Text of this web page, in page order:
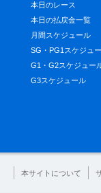
本日のレース
本日の払戻金一覧
月間スケジュール
SG・PG1スケジュ
G1・G2スケジュー
G3スケジュール
本サイトについて